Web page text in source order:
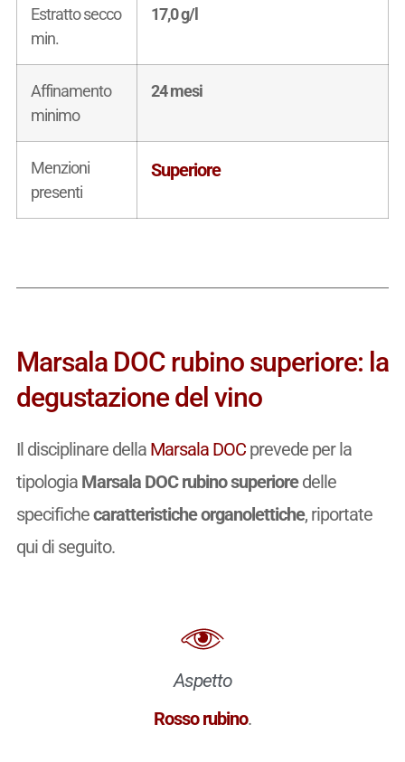
Estratto secco
min.
17,0 g/l
Affinamento
minimo
24 mesi
Menzioni
presenti
Superiore
Marsala DOC rubino superiore: la
degustazione del vino
Il disciplinare della Marsala DOCprevede per la
tipologia Marsala DOC rubino superioredelle
specifichecaratteristiche organolettiche, riportate
qui di seguito.
Aspetto
Rosso rubino.